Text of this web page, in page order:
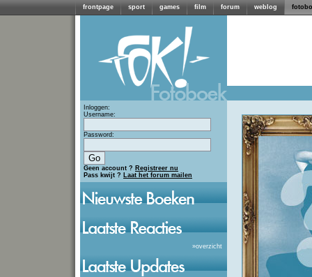
frontpage sport games film forum weblog
Inloggen:
Username:
Password:
Geen account ? Registreer nu
Pass kwijt ? Laat het forum mailen
»overzicht